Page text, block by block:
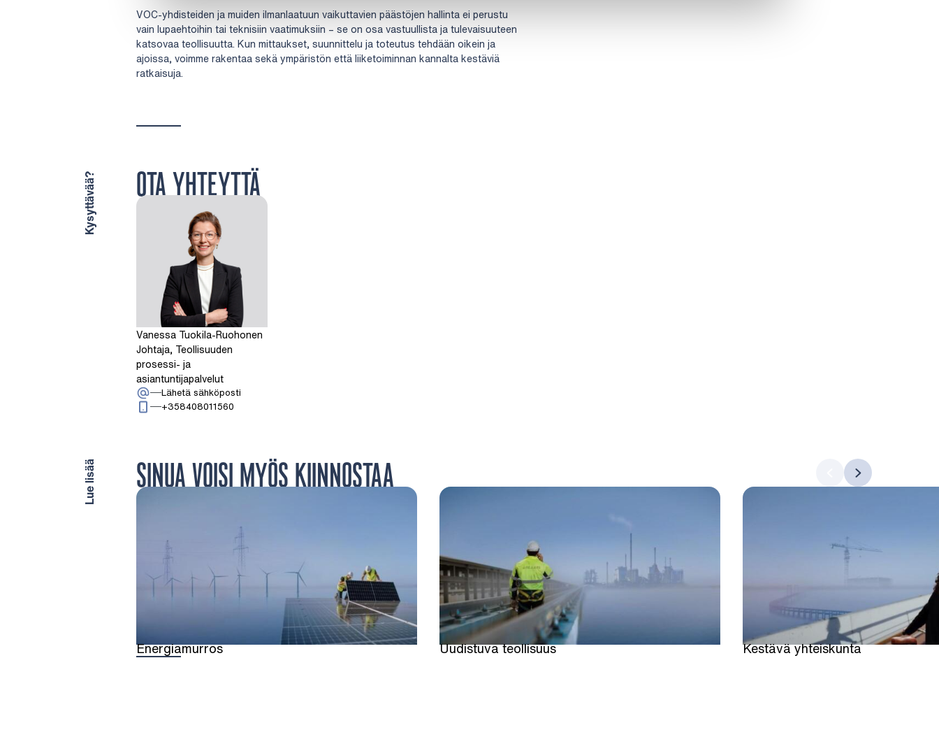
VOC-yhdisteiden ja muiden ilmanlaatuun vaikuttavien päästöjen hallinta ei perustu
vain lupaehtoihin tai teknisiin vaatimuksiin – se on osa vastuullista ja tulevaisuuteen
katsovaa teollisuutta. Kun mittaukset, suunnittelu ja toteutus tehdään oikein ja
ajoissa, voimme rakentaa sekä ympäristön että liiketoiminnan kannalta kestäviä
ratkaisuja.
OTA YHTEYTTÄ
Kysyttävää?
Vanessa Tuokila-Ruohonen
Johtaja, Teollisuuden
prosessi- ja
asiantuntijapalvelut
Lähetä sähköposti: Vanessa Tuokila-Ruohonen
+358408011560Soita: + 3 5 8 4 0 8 0 1 1 5 6 0
SINUA VOISI MYÖS KIINNOSTAA
Lue lisää
Energiamurros Uudistuva teollisuus Kestävä yhteiskunta